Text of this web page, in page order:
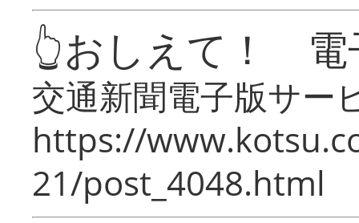
👆おしえて！ 電
交通新聞電子版サー
https://
21/post_4048.html